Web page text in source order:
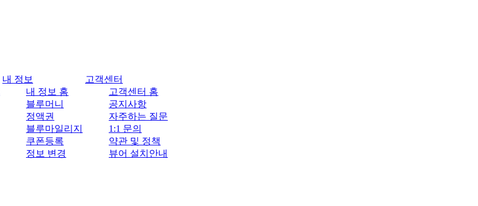
내 정보
내 정보 홈
블루머니
정액권
블루마일리지
쿠폰등록
정보 변경
고객센터
고객센터 홈
공지사항
자주하는 질문
1:1 문의
약관 및 정책
뷰어 설치안내